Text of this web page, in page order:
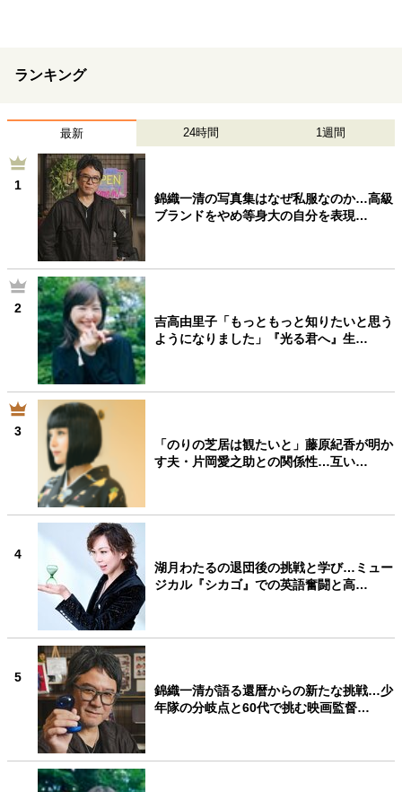
ランキング
最新 24時間 1週間
1
錦織一清の写真集はなぜ私服なのか…高級
ブランドをやめ等身大の自分を表現…
2
吉高由里子「もっともっと知りたいと思う
ようになりました」『光る君へ』生…
3
「のりの芝居は観たいと」藤原紀香が明か
す夫・片岡愛之助との関係性…互い…
4
湖月わたるの退団後の挑戦と学び…ミュー
ジカル『シカゴ』での英語奮闘と高…
5
錦織一清が語る還暦からの新たな挑戦…少
年隊の分岐点と60代で挑む映画監督…